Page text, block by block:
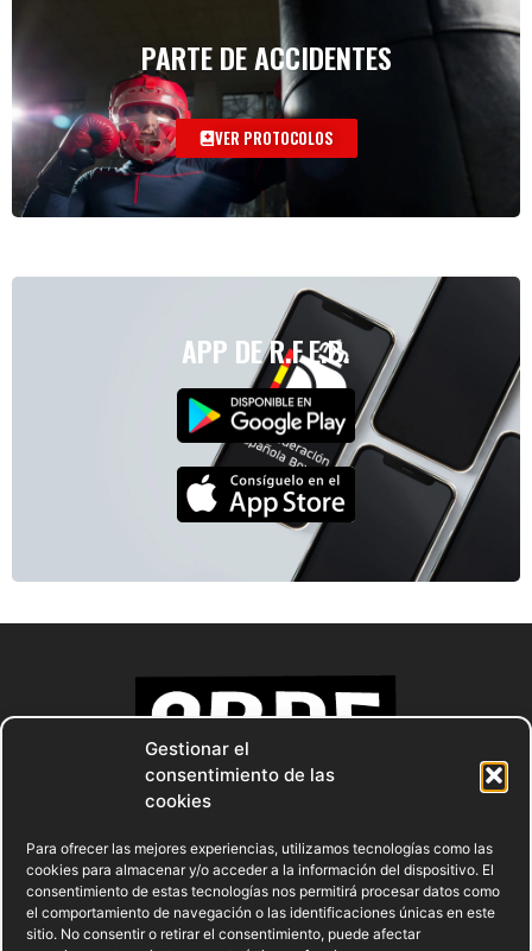
Gestionar el
consentimiento de las
cookies
Para ofrecer las mejores experiencias, utilizamos tecnologías como las
cookies para almacenar y/o acceder a la información del dispositivo. El
consentimiento de estas tecnologías nos permitirá procesar datos como
el comportamiento de navegación o las identificaciones únicas en este
sitio. No consentir o retirar el consentimiento, puede afectar
PARTE DE ACCIDENTES
VER PROTOCOLOS
APP DE R.F.E.B.